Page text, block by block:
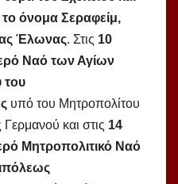
όνομα Σεραφείμ,
Έλωνας. Στις 10
Ναό των Αγίων
του
υπό του Μητροπολίτου
Γερμανού και στις 14
Μητροπολιτικό Ναό